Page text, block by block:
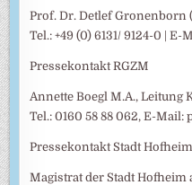
Prof. Dr. Detlef Gronenborn
Tel.: +49 (0) 6131/ 9124-0 |
Pressekontakt RGZM
Annette Boegl M.A.,
Tel.: 0160 58 88 062, E-Mail:
Pressekontakt Stadt Hofheim
Magistrat der Stadt Hofheim